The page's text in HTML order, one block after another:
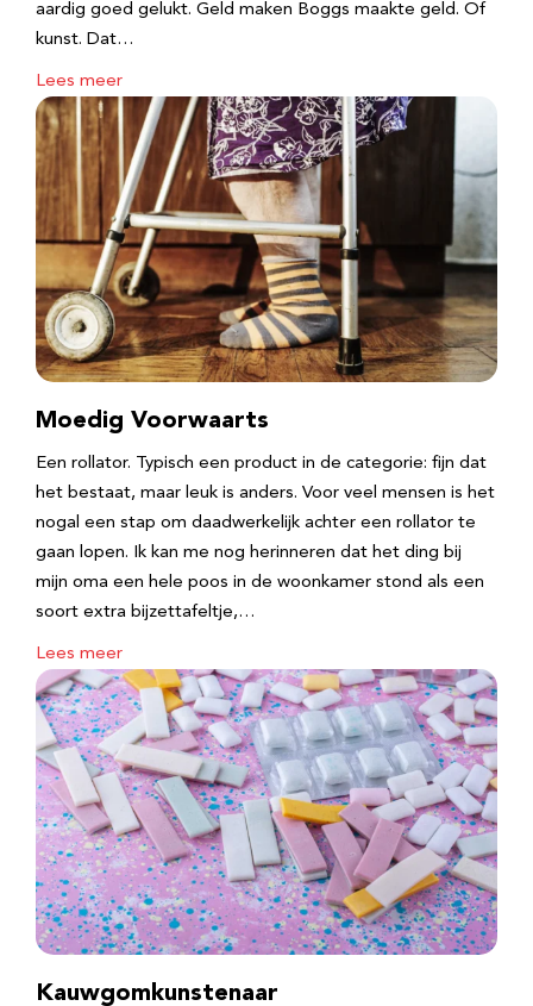
aardig goed gelukt. ​Geld maken Boggs maakte geld. Of
kunst. Dat…
Lees meer
Moedig Voorwaarts
Een rollator. Typisch een product in de categorie: fijn dat
het bestaat, maar leuk is anders. Voor veel mensen is het
nogal een stap om daadwerkelijk achter een rollator te
gaan lopen. Ik kan me nog herinneren dat het ding bij
mijn oma een hele poos in de woonkamer stond als een
soort extra bijzettafeltje,…
Lees meer
Kauwgomkunstenaar